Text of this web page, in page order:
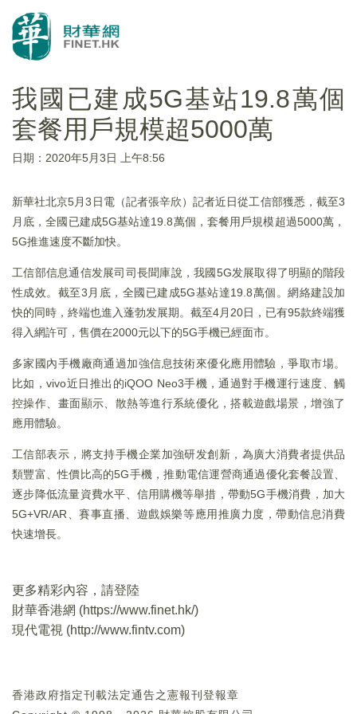
我國已建成5G基站19.8萬個
套餐用戶規模超5000萬
日期：2020年5月3日 上午8:56
新華社北京5月3日電（記者張辛欣）記者近日從工信部獲悉，截至3
月底，全國已建成5G基站達19.8萬個，套餐用戶規模超過5000萬，
5G推進速度不斷加快。
工信部信息通信发展司司長聞庫說，我國5G发展取得了明顯的階段
性成效。截至3月底，全國已建成5G基站達19.8萬個。網絡建設加
快的同時，終端也進入蓬勃发展期。截至4月20日，已有95款終端獲
得入網許可，售價在2000元以下的5G手機已經面市。
多家國內手機廠商通過加強信息技術來優化應用體驗，爭取市場。
比如，vivo近日推出的iQOO Neo3手機，通過對手機運行速度、觸
控操作、畫面顯示、散熱等進行系統優化，搭載遊戲場景，增強了
應用體驗。
工信部表示，將支持手機企業加強研发創新，為廣大消費者提供品
類豐富、性價比高的5G手機，推動電信運營商通過優化套餐設置、
逐步降低流量資費水平、信用購機等舉措，帶動5G手機消費，加大
5G+VR/AR、賽事直播、遊戲娛樂等應用推廣力度，帶動信息消費
快速增長。
更多精彩內容，請登陸
財華香港網 (https://www.finet.hk/)
現代電視 (http://www.fintv.com)
香港政府指定刊載法定通告之憲報刊登報章